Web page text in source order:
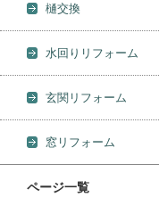
樋交換
水回りリフォーム
玄関リフォーム
窓リフォーム
ページ一覧